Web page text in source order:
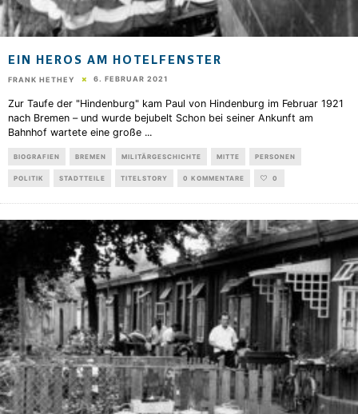
EIN HEROS AM HOTELFENSTER
FRANK HETHEY 6. FEBRUAR 2021
Zur Taufe der "Hindenburg" kam Paul von Hindenburg im Februar 1921
nach Bremen – und wurde bejubelt Schon bei seiner Ankunft am
Bahnhof wartete eine große ...
BIOGRAFIEN BREMEN MILITÄRGESCHICHTE MITTE PERSONEN
POLITIK STADTTEILE TITELSTORY 0 KOMMENTARE 0